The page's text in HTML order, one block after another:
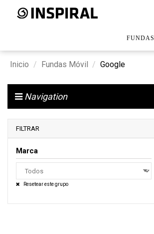
FUNDAS
Inicio Fundas Móvil Google
Navigation
FILTRAR
Marca
Resetear este grupo